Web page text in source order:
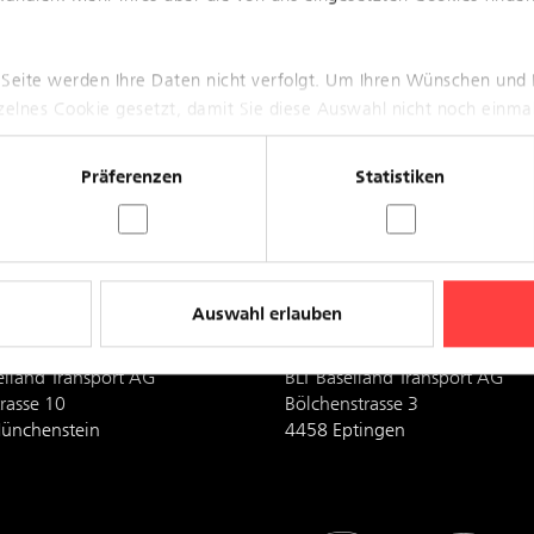
werden Ihre Daten nicht verfolgt. Um Ihren Wünschen
Cookie gesetzt, damit Sie diese Auswahl nicht noch
Präferenzen Statistiken
Auswahl erlauben
1
12.00 Uhr und
Mo-Fr 08.00-18.30 Uhr
vor Feiertagen bis 16.00 Uhr
Transport AG
10
Depot Eptingen
BLT Baselland Transport AG
Bölchenstrasse 3
4458 Eptingen